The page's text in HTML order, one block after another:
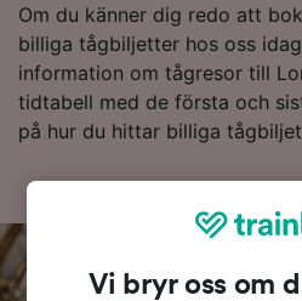
Om du känner dig redo att
billiga tågbiljetter hos oss
information om tågresor till
tidtabell med de första och
på hur du hittar billiga
Vi bryr oss om